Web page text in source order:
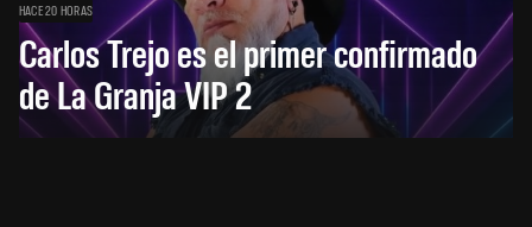
HACE 20 HORAS
Carlos Trejo es el primer confirmado
de La Granja VIP 2